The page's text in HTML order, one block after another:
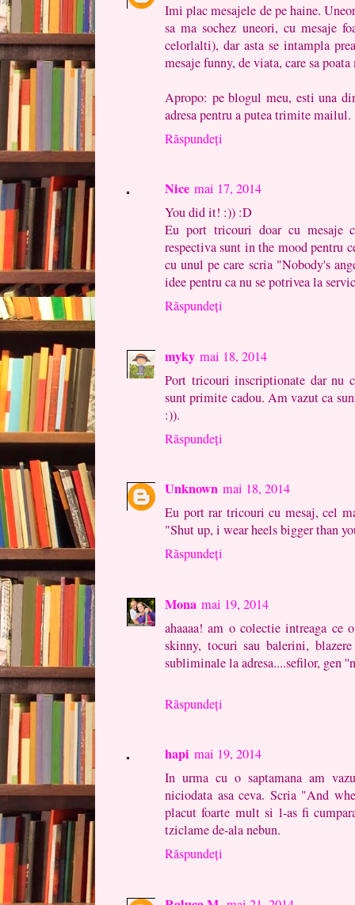
Imi plac mesajele de pe haine.
sa ma sochez uneori, cu mesaje
celorlalti), dar asta se intampla
mesaje funny, de viata, care sa
Apropo: pe blogul meu, esti una
adresa pentru a putea trimite mailul.
Răspundeți
Nice mai 17, 2014
You did it! :)) :D
Eu port tricouri doar cu mesaje
respectiva sunt in the mood pentru
cu unul pe care scria "Nobody's
idee pentru ca nu se potrivea la
Răspundeți
myky mai 18, 2014
Port tricouri inscriptionate dar nu
sunt primite cadou. Am vazut ca
:)).
Răspundeți
Unknown mai 18, 2014
Eu port rar tricouri cu mesaj, cel
"Shut up, i wear heels bigger than
Răspundeți
Mona mai 19, 2014
ahaaaa! am o colectie intreaga
skinny, tocuri sau balerini,
subliminale la adresa....sefilor, gen
Răspundeți
hapi mai 19, 2014
In urma cu o saptamana am
niciodata asa ceva. Scria "And
placut foarte mult si l-as fi
tziclame de-ala nebun.
Răspundeți